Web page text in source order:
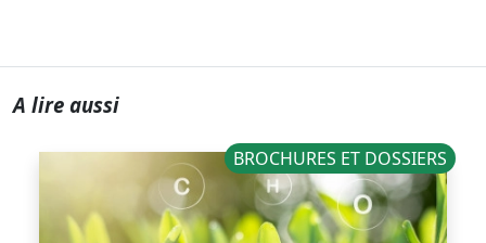
A lire aussi
BROCHURES ET DOSSIERS